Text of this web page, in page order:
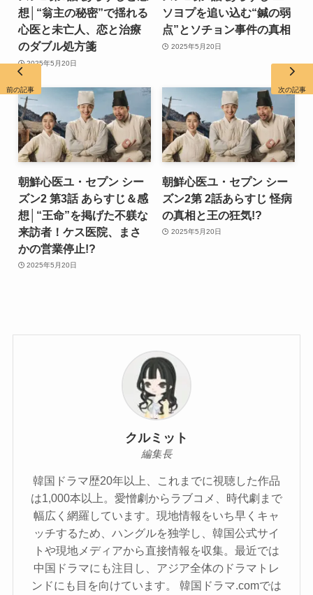
想│“翁主の秘密”で揺れる
心医と未亡人、恋と治療
のダブル処方箋
2025年5月20日
ソヨプを追い込む“鍼の弱
点”とソチョン事件の真相
2025年5月20日
朝鮮心医ユ・セプン シー
ズン2 第3話 あらすじ＆感
想│“王命”を掲げた不躾な
来訪者！ケス医院、まさ
かの営業停止!?
2025年5月20日
朝鮮心医ユ・セプン シー
ズン2第 2話あらすじ 怪病
の真相と王の狂気!?
2025年5月20日
クルミット
編集長
韓国ドラマ歴20年以上、これまでに視聴した作品
は1,000本以上。愛憎劇からラブコメ、時代劇まで
幅広く網羅しています。現地情報をいち早くキャ
ッチするため、ハングルを独学し、韓国公式サイ
トや現地メディアから直接情報を収集。最近では
中国ドラマにも注目し、アジア全体のドラマトレ
ンドにも目を向けています。 韓国ドラマ.comでは
前の記事 次の記事